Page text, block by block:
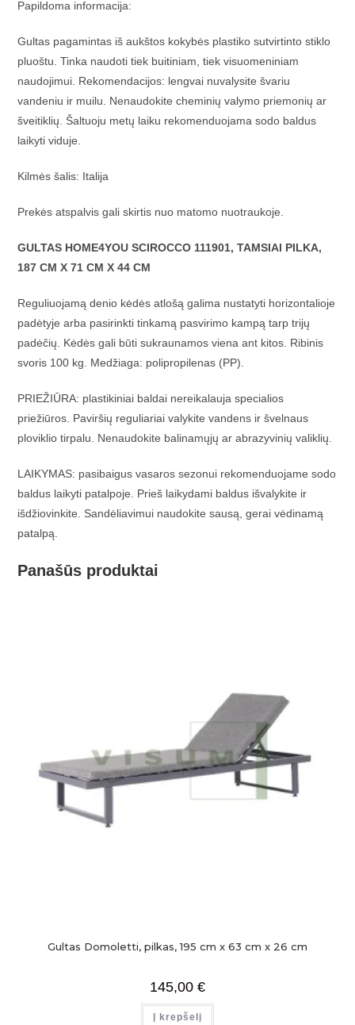
Papildoma informacija:
Gultas pagamintas iš aukštos kokybės plastiko sutvirtinto stiklo
pluoštu. Tinka naudoti tiek buitiniam, tiek visuomeniniam
naudojimui. Rekomendacijos: lengvai nuvalysite švariu
vandeniu ir muilu. Nenaudokite cheminių valymo priemonių ar
šveitiklių. Šaltuoju metų laiku rekomenduojama sodo baldus
laikyti viduje.
Kilmės šalis: Italija
Prekės atspalvis gali skirtis nuo matomo nuotraukoje.
GULTAS HOME4YOU SCIROCCO 111901, TAMSIAI PILKA,
187 CM X 71 CM X 44 CM
Reguliuojamą denio kėdės atlošą galima nustatyti horizontalioje
padėtyje arba pasirinkti tinkamą pasvirimo kampą tarp trijų
padėčių. Kėdės gali būti sukraunamos viena ant kitos. Ribinis
svoris 100 kg. Medžiaga: polipropilenas (PP).
PRIEŽIŪRA: plastikiniai baldai nereikalauja specialios
priežiūros. Paviršių reguliariai valykite vandens ir švelnaus
ploviklio tirpalu. Nenaudokite balinamųjų ar abrazyvinių valiklių.
LAIKYMAS: pasibaigus vasaros sezonui rekomenduojame sodo
baldus laikyti patalpoje. Prieš laikydami baldus išvalykite ir
išdžiovinkite. Sandėliavimui naudokite sausą, gerai vėdinamą
patalpą.
Panašūs produktai
Gultas Domoletti, pilkas, 195 cm x 63 cm x 26 cm
145,00 €
Į krepšelį